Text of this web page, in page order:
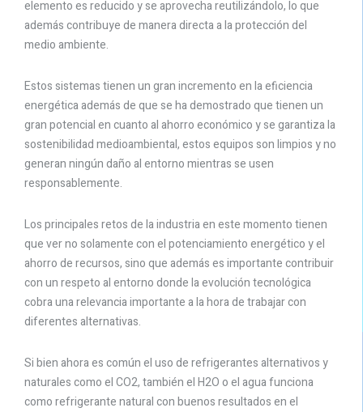
elemento es reducido y se aprovecha reutilizándolo, lo que
además contribuye de manera directa a la protección del
medio ambiente.
Estos sistemas tienen un gran incremento en la eficiencia
energética además de que se ha demostrado que tienen un
gran potencial en cuanto al ahorro económico y se garantiza la
sostenibilidad medioambiental, estos equipos son limpios y no
generan ningún daño al entorno mientras se usen
responsablemente.
Los principales retos de la industria en este momento tienen
que ver no solamente con el potenciamiento energético y el
ahorro de recursos, sino que además es importante contribuir
con un respeto al entorno donde la evolución tecnológica
cobra una relevancia importante a la hora de trabajar con
diferentes alternativas.
Si bien ahora es común el uso de refrigerantes alternativos y
naturales como el CO2, también el H2O o el agua funciona
como refrigerante natural con buenos resultados en el